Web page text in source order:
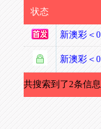
状态
新澳彩＜
新澳彩＜
共搜索到了2条信